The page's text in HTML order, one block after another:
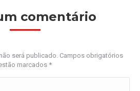
comentário
será publicado. Campos obrigatórios
marcados *